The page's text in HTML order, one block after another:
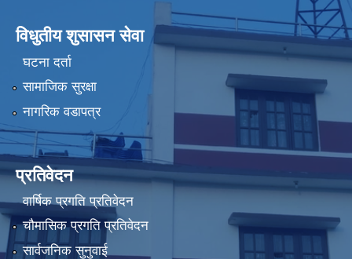
विधुतीय शुसासन सेवा
घटना दर्ता
सामाजिक सुरक्षा
नागरिक वडापत्र
प्रतिवेदन
वार्षिक प्रगति प्रतिवेदन
चौमासिक प्रगति प्रतिवेदन
सार्वजनिक सुनुवाई